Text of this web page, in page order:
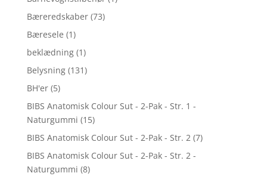
Bæreredskaber (73)
Bæresele (1)
beklædning (1)
Belysning (131)
BH'er (5)
BIBS Anatomisk Colour Sut - 2-Pak - Str. 1 -
Naturgummi (15)
BIBS Anatomisk Colour Sut - 2-Pak - Str. 2 (7)
BIBS Anatomisk Colour Sut - 2-Pak - Str. 2 -
Naturgummi (8)